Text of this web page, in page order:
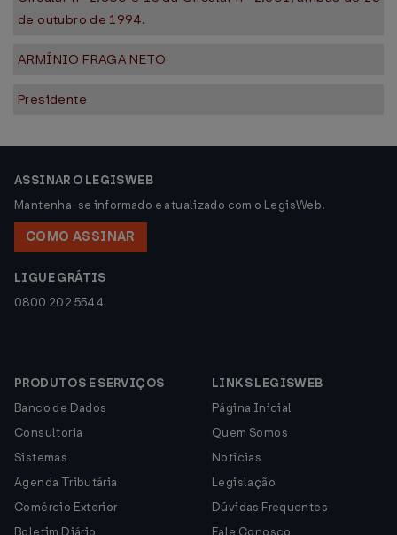
de outubro de 1994.
ARMÍNIO FRAGA NETO
Presidente
ASSINAR O LEGISWEB
Mantenha-se informado e atualizado com o LegisWeb.
COMO ASSINAR
LIGUE GRÁTIS
0800 202 5544
PRODUTOS E SERVIÇOS
Banco de Dados
Consultoria
Sistemas
Agenda Tributária
Comércio Exterior
Boletim Diário
LINKS LEGISWEB
Página Inicial
Quem Somos
Notícias
Legislação
Dúvidas Frequentes
Fale Conosco